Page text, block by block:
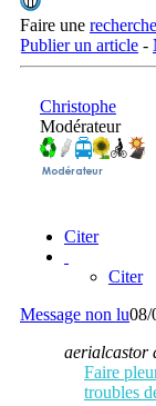
Faire une recherche
Publier un article -
Christophe
Modérateur
Citer
Citer
Message non lu08/
aerialcastor
Faire
troubles